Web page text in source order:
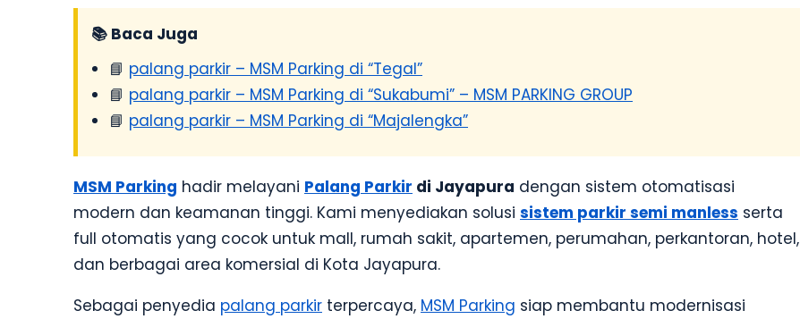
📚 Baca Juga
📘 palang parkir – MSM Parking di “Tegal”
📘 palang parkir – MSM Parking di “Sukabumi” – MSM PARKING GROUP
📘 palang parkir – MSM Parking di “Majalengka”
MSM Parking hadir melayani Palang Parkir di Jayapura dengan sistem otomatisasi
modern dan keamanan tinggi. Kami menyediakan solusi sistem parkir semi manless serta
full otomatis yang cocok untuk mall, rumah sakit, apartemen, perumahan, perkantoran, hotel,
dan berbagai area komersial di Kota Jayapura.
Sebagai penyedia palang parkir terpercaya, MSM Parking siap membantu modernisasi